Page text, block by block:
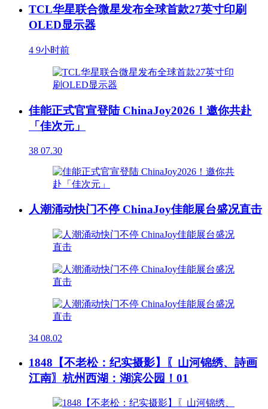
TCL华星联合微星发布全球首款27英寸印刷
OLED显示器
4 9小时前
佳能正式官宣登陆 ChinaJoy2026！邀你共赴
「佳次元」
38 07.30
人潮涌动快门不停 ChinaJoy佳能展台盛况直击
34 08.02
1848【不老松：纪实摄影】〖山河锦绣、詩画
江南〗杭州西湖：湖滨公园！01